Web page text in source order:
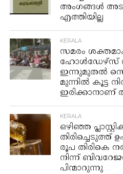
അംഗങ്ങൾ
എത്തിയില്ല
KERALA
സമരം
ഹോൾഡേഴ്സ്
ഇന്നുമുതൽ
മുന്നിൽ കൂട്ട
ഇരിക്കാനാണ്
KERALA
ഒഴിഞ്ഞ
തിരിച്ചെടുത്ത്
രൂപ തിരികെ
നിന്ന്
പിന്മാറുന്നു